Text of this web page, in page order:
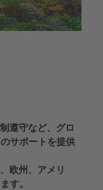
遵守など、グロ
サポートを提供
欧州、アメリ
す。